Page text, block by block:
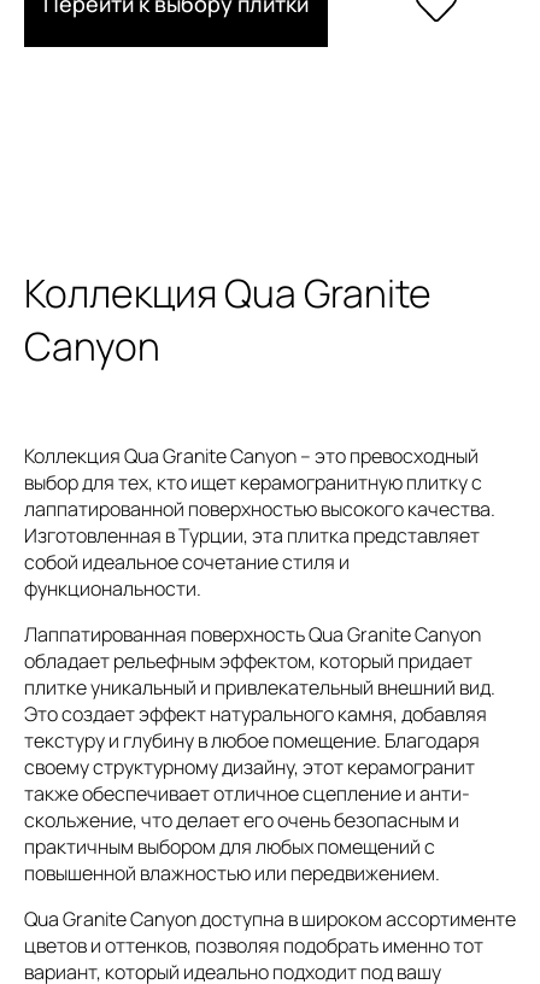
Коллекция Qua Granite
Canyon
Коллекция Qua Granite Canyon – это превосходный
выбор для тех, кто ищет керамогранитную плитку с
лаппатированной поверхностью высокого качества.
Изготовленная в Турции, эта плитка представляет
собой идеальное сочетание стиля и
функциональности.
Лаппатированная поверхность Qua Granite Canyon
обладает рельефным эффектом, который придает
плитке уникальный и привлекательный внешний вид.
Это создает эффект натурального камня, добавляя
текстуру и глубину в любое помещение. Благодаря
своему структурному дизайну, этот керамогранит
также обеспечивает отличное сцепление и анти-
скольжение, что делает его очень безопасным и
практичным выбором для любых помещений с
повышенной влажностью или передвижением.
Qua Granite Canyon доступна в широком ассортименте
цветов и оттенков, позволяя подобрать именно тот
вариант, который идеально подходит под вашу